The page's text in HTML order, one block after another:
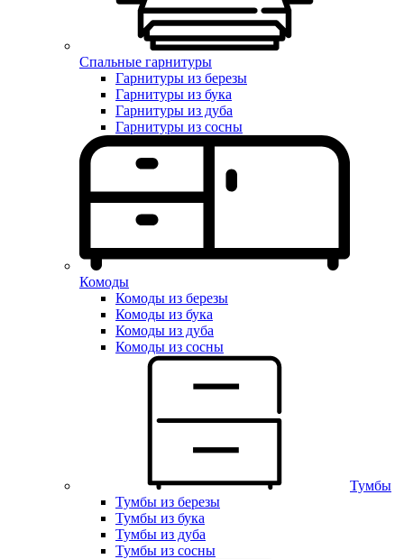
Спальные гарнитуры
Гарнитуры из березы
Гарнитуры из бука
Гарнитуры из дуба
Гарнитуры из сосны
Комоды
Комоды из березы
Комоды из бука
Комоды из дуба
Комоды из сосны
Тумбы
Тумбы из березы
Тумбы из бука
Тумбы из дуба
Тумбы из сосны